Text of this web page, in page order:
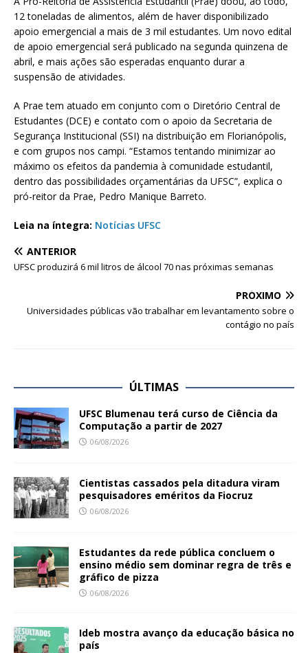
12 toneladas de alimentos, além de haver disponibilizado
apoio emergencial a mais de 3 mil estudantes. Um novo edital
de apoio emergencial será publicado na segunda quinzena de
abril, e mais ações são esperadas enquanto durar a
suspensão de atividades.
A Prae tem atuado em conjunto com o Diretório Central de
Estudantes (DCE) e contato com o apoio da Secretaria de
Segurança Institucional (SSI) na distribuição em Florianópolis,
e com grupos nos campi. “Estamos tentando minimizar ao
máximo os efeitos da pandemia à comunidade estudantil,
dentro das possibilidades orçamentárias da UFSC”, explica o
pró-reitor da Prae, Pedro Manique Barreto.
Leia na íntegra: Notícias UFSC
ANTERIOR
UFSC produzirá 6 mil litros de álcool 70 nas próximas semanas
PRÓXIMO
Universidades públicas vão trabalhar em levantamento sobre o
contágio no país
ÚLTIMAS
UFSC Blumenau terá curso de Ciência da
Computação a partir de 2027
06/08/2026
Cientistas cassados pela ditadura viram
pesquisadores eméritos da Fiocruz
06/08/2026
Estudantes da rede pública concluem o
ensino médio sem dominar regra de três e
gráfico de pizza
06/08/2026
Ideb mostra avanço da educação básica no
país